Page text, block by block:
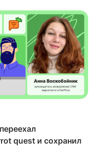
quest и сохранил